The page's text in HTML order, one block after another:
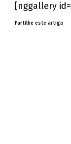
[nggallery
Partilhe este artigo